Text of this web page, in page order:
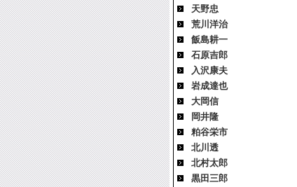
天野忠
荒川洋治
飯島耕一
石原吉郎
入沢康夫
岩成達也
大岡信
岡井隆
粕谷栄市
北川透
北村太郎
黒田三郎